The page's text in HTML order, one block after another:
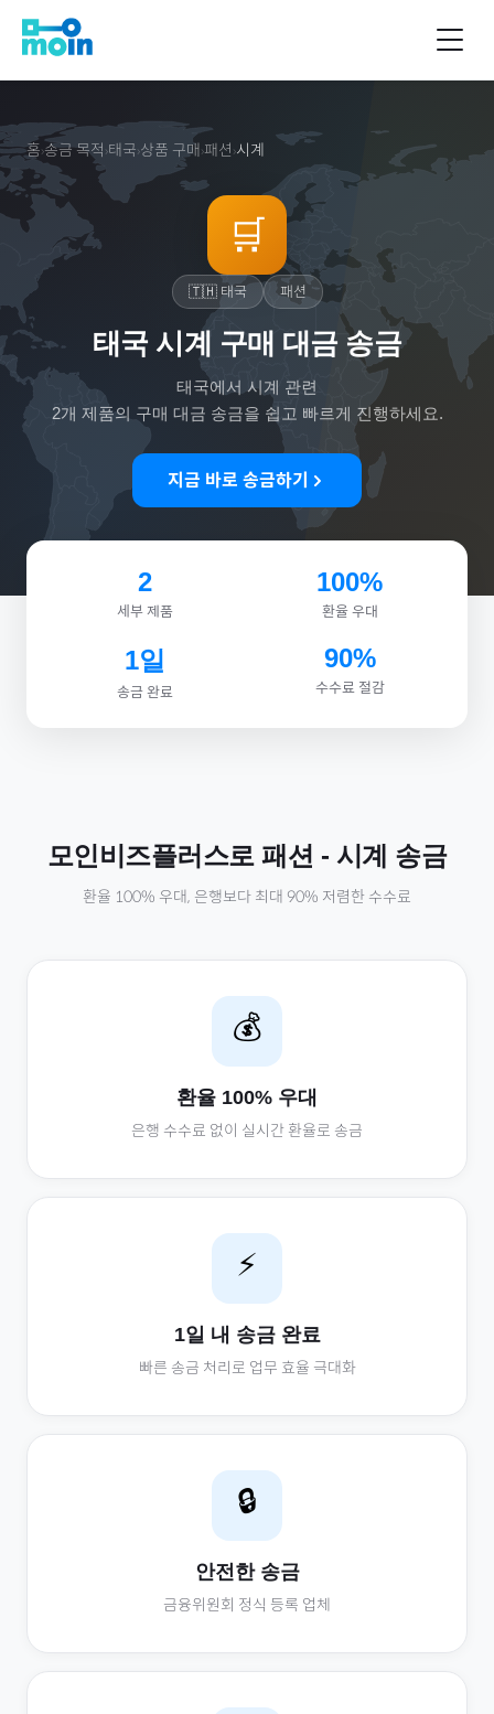
홈›송금 목적 ›태국›상품 구매 ›패션 ›시계
🛒
🇹🇭 태국 패션
태국 시계 구매 대금 송금
태국에서 시계 관련
2개 제품의 구매 대금 송금을 쉽고 빠르게 진행하세요.
지금 바로 송금하기
2
세부 제품
100%
환율 우대
1일
송금 완료
90%
수수료 절감
모인비즈플러스로패션 - 시계 송금
환율 100% 우대, 은행보다 최대 90% 저렴한 수수료
💰
환율 100% 우대
은행 수수료 없이 실시간 환율로 송금
⚡
1일 내 송금 완료
빠른 송금 처리로 업무 효율 극대화
🔒
안전한 송금
금융위원회 정식 등록 업체